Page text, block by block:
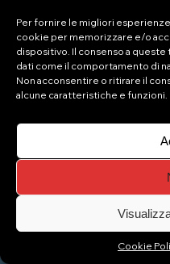
Per fornire le migliori
cookie per memorizzare e/o
dispositivo. Il consenso a
dati come il comportamento di
Non acconsentire o ritirare il
alcune caratteristiche e funzioni.
Cookie
P.IVA: 04333880989
© Copyright 2026